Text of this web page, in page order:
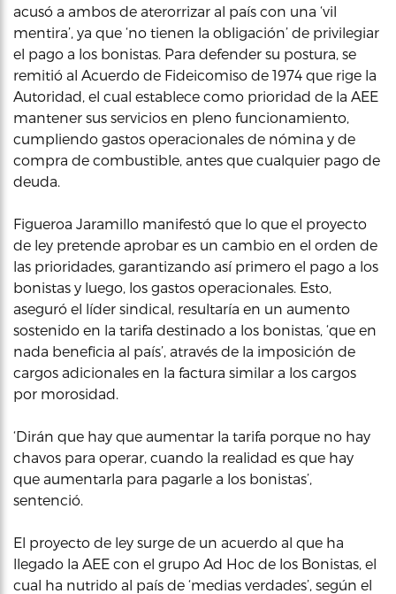
acusó a ambos de aterorrizar al país con una ‘vil
mentira’, ya que ‘no tienen la obligación’ de privilegiar
el pago a los bonistas. Para defender su postura, se
remitió al Acuerdo de Fideicomiso de 1974 que rige la
Autoridad, el cual establece como prioridad de la AEE
mantener sus servicios en pleno funcionamiento,
cumpliendo gastos operacionales de nómina y de
compra de combustible, antes que cualquier pago de
deuda.
Figueroa Jaramillo manifestó que lo que el proyecto
de ley pretende aprobar es un cambio en el orden de
las prioridades, garantizando así primero el pago a los
bonistas y luego, los gastos operacionales. Esto,
aseguró el líder sindical, resultaría en un aumento
sostenido en la tarifa destinado a los bonistas, ‘que en
nada beneficia al país’, através de la imposición de
cargos adicionales en la factura similar a los cargos
por morosidad.
‘Dirán que hay que aumentar la tarifa porque no hay
chavos para operar, cuando la realidad es que hay
que aumentarla para pagarle a los bonistas’,
sentenció.
El proyecto de ley surge de un acuerdo al que ha
llegado la AEE con el grupo Ad Hoc de los Bonistas, el
cual ha nutrido al país de ‘medias verdades’, según el